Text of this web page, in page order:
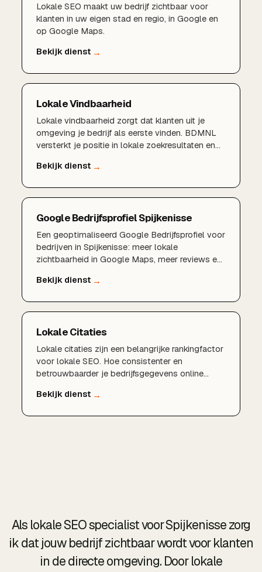
Lokale SEO maakt uw bedrijf zichtbaar voor
klanten in uw eigen stad en regio, in Google en
op Google Maps.
Lokale Vindbaarheid
Lokale vindbaarheid zorgt dat klanten uit je
omgeving je bedrijf als eerste vinden. BDMNL
versterkt je positie in lokale zoekresultaten en
Google Bedrijfsprofiel Spijkenisse
Een geoptimaliseerd Google Bedrijfsprofiel voor
bedrijven in Spijkenisse: meer lokale
zichtbaarheid in Google Maps, meer reviews en
Lokale Citaties
Lokale citaties zijn een belangrijke rankingfactor
voor lokale SEO. Hoe consistenter en
betrouwbaarder je bedrijfsgegevens online
je onderneming heeft. Wij bouwen en beheren
Als lokale SEO specialist voor Spijkenisse zorg
ik dat jouw bedrijf zichtbaar wordt voor klanten
in de directe omgeving. Door lokale